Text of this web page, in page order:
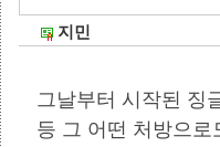
지민
그날부터 시작된 징
등 그 어떤 처방으